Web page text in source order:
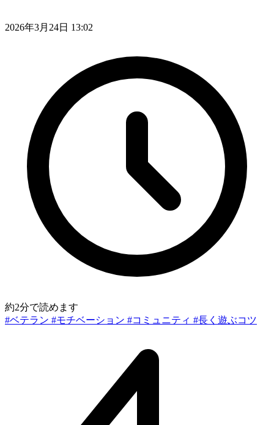
2026年3月24日 13:02
約2分で読めます
#ベテラン #モチベーション #コミュニティ #長く遊ぶコツ